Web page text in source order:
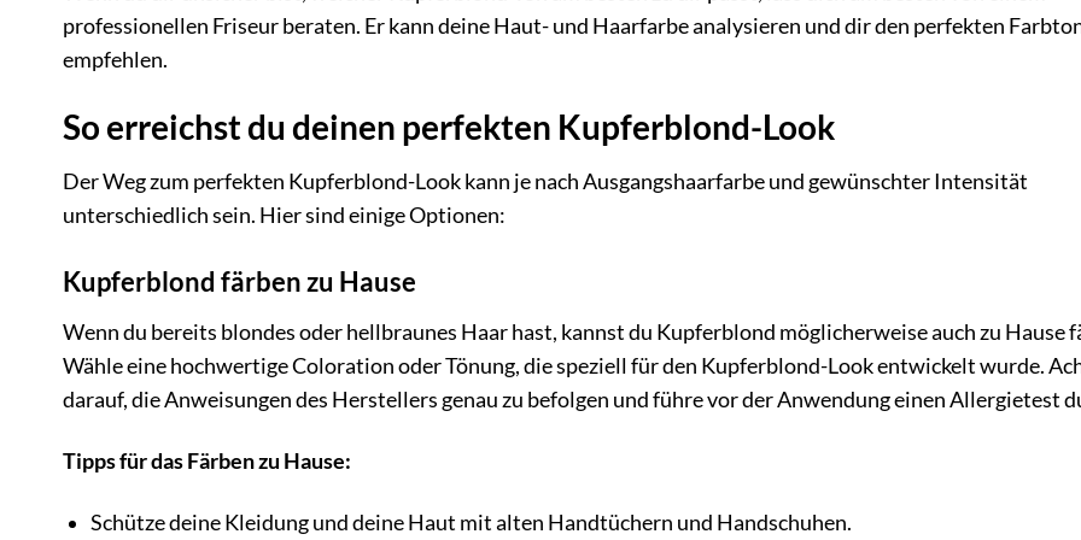
professionellen Friseur beraten. Er kann deine Haut- und Haarfarbe analysieren und dir den perfekten
empfehlen.
So erreichst du deinen perfekten Kupferblond-Look
Der Weg zum perfekten Kupferblond-Look kann je nach Ausgangshaarfarbe und gewünschter Intensität
unterschiedlich sein. Hier sind einige Optionen:
Kupferblond färben zu Hause
Wenn du bereits blondes oder hellbraunes Haar hast, kannst du Kupferblond möglicherweise auch zu Hause
Wähle eine hochwertige Coloration oder Tönung, die speziell für den Kupferblond-Look entwickelt wurde.
darauf, die Anweisungen des Herstellers genau zu befolgen und führe vor der Anwendung einen Allergietest
Tipps für das Färben zu Hause:
Schütze deine Kleidung und deine Haut mit alten Handtüchern und Handschuhen.